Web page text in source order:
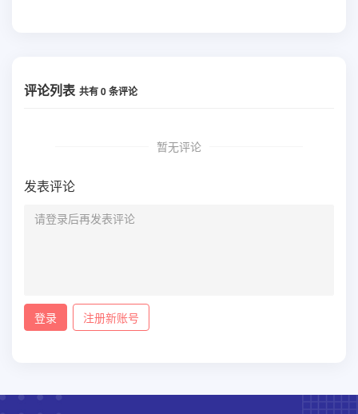
评论列表 共有0条评论
暂无评论
发表评论
登录 注册新账号